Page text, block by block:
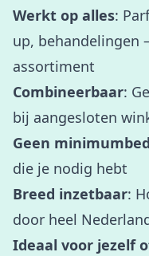
Werkt op alles:
up, behandelingen
assortiment
Combineerbaar:
bij aangesloten
Geen
die je nodig hebt
Breed inzetbaar:
door heel
Ideaal voor jezelf